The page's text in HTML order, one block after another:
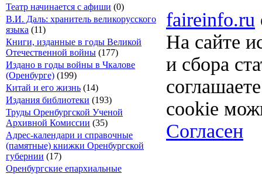
Театр начинается с афиши (0)
В.И. Даль: хранитель великорусского
языка (11)
Книги, изданные в годы Великой
Отечественной войны (177)
Издано в годы войны в Чкалове
(Оренбурге) (199)
Китай и его жизнь (14)
Издания библиотеки (193)
Труды Оренбургской Ученой
Архивной Комиссии (35)
Адрес-календари и справочные
(памятные) книжки Оренбургской
губернии (17)
Оренбургские епархиальные
faireinfo.ru
На сайте
и сбора
cookie
Согласен